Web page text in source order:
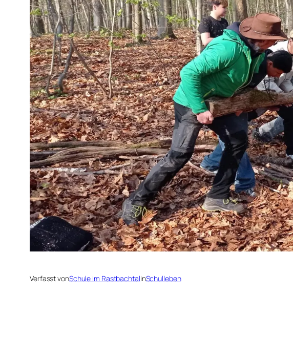
Verfasst vonSchule im RastbachtalinSchulleben